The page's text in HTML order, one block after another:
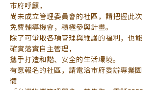
市府呼籲，
尚未成立管理委員會的社區，請把握此次
免費輔導機會，積極參與計畫。
除了可爭取各項管理與維護的福利，也能
確實落實自主管理，
攜手打造和諧、安全的生活環境。
有意報名的社區，請電洽市府委辦專業團
體